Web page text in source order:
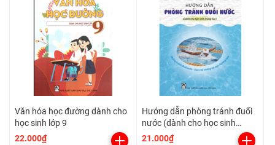
Văn hóa học đường dành cho
học sinh lớp 9
22.000₫
Hướng dẫn phòng tránh đuối
nước (dành cho học sinh
Trung học)
21.000₫